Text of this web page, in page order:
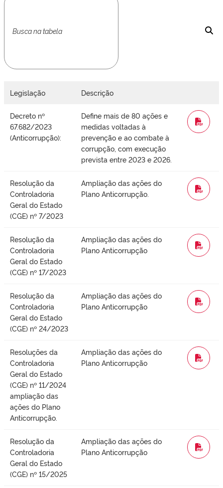
Legislação Descrição
Decreto nº
67.682/2023
(Anticorrupção):
Define mais de 80 ações e
medidas voltadas à
prevenção e ao combate à
corrupção, com execução
prevista entre 2023 e 2026.
WORD
Resolução da
Controladoria
Geral do Estado
(CGE) nº 7/2023
Ampliação das ações do
Plano Anticorrupção.
WORD
Resolução da
Controladoria
Geral do Estado
(CGE) nº 17/2023
Ampliação das ações do
Plano Anticorrupção
WORD
Resolução da
Controladoria
Geral do Estado
(CGE) nº 24/2023
Ampliação das ações do
Plano Anticorrupção
WORD
Resoluções da
Controladoria
Geral do Estado
(CGE) nº 11/2024
ampliação das
ações do Plano
Anticorrupção.
Ampliação das ações do
Plano Anticorrupção
WORD
Resolução da
Controladoria
Geral do Estado
(CGE) nº 15/2025
Ampliação das ações do
Plano Anticorrupção
WORD